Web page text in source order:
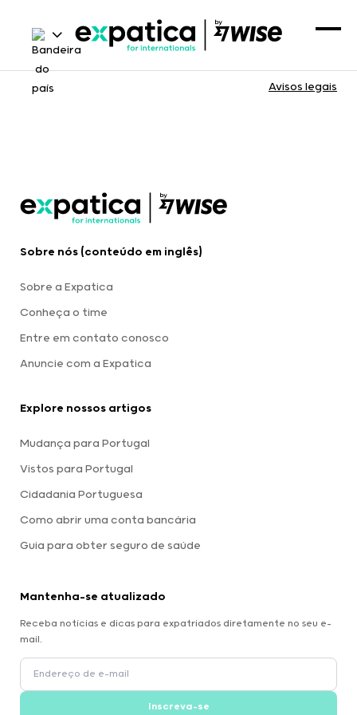
Avisos legais
Sobre nós (conteúdo em inglês)
Sobre a Expatica
Conheça o time
Entre em contato conosco
Anuncie com a Expatica
Explore nossos artigos
Mudança para Portugal
Vistos para Portugal
Cidadania Portuguesa
Como abrir uma conta bancária
Guia para obter seguro de saúde
Mantenha-se atualizado
Receba notícias e dicas para expatriados diretamente no seu e-
mail.
Inscreva-se